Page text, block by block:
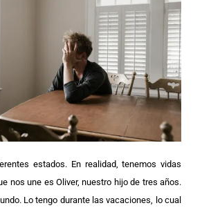
estados. En realidad, tenemos vidas
nos une es Oliver, nuestro hijo de tres años.
Lo tengo durante las vacaciones, lo cual